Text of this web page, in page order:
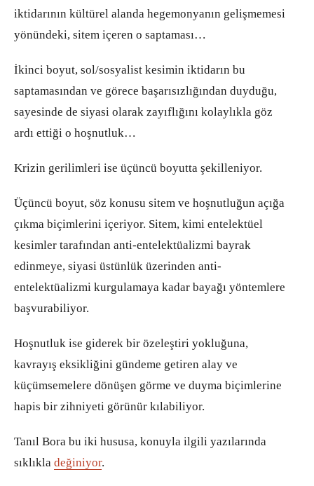
iktidarının kültürel alanda hegemonyanın gelişmemesi
yönündeki, sitem içeren o saptaması…
İkinci boyut, sol/sosyalist kesimin iktidarın bu
saptamasından ve görece başarısızlığından duyduğu,
sayesinde de siyasi olarak zayıflığını kolaylıkla göz
ardı ettiği o hoşnutluk…
Krizin gerilimleri ise üçüncü boyutta şekilleniyor.
Üçüncü boyut, söz konusu sitem ve hoşnutluğun açığa
çıkma biçimlerini içeriyor. Sitem, kimi entelektüel
kesimler tarafından anti-entelektüalizmi bayrak
edinmeye, siyasi üstünlük üzerinden anti-
entelektüalizmi kurgulamaya kadar bayağı yöntemlere
başvurabiliyor.
Hoşnutluk ise giderek bir özeleştiri yokluğuna,
kavrayış eksikliğini gündeme getiren alay ve
küçümsemelere dönüşen görme ve duyma biçimlerine
hapis bir zihniyeti görünür kılabiliyor.
Tanıl Bora bu iki hususa, konuyla ilgili yazılarında
sıklıkla değiniyor.